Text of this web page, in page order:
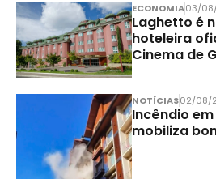
ECONOMIA03/
Laghetto é
hoteleira
Cinema de
NOTÍCIAS02/08/
Incêndio
mobiliza